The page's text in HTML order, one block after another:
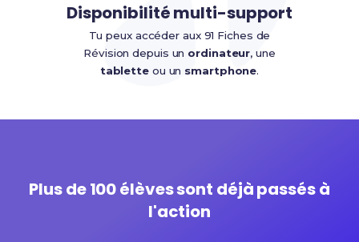
Disponibilité multi-support
Tu peux accéder aux 91 Fiches de
Révision depuis un ordinateur, une
tabletteou un smartphone.
Plus de 100 élèves sont déjà passés à
l'action